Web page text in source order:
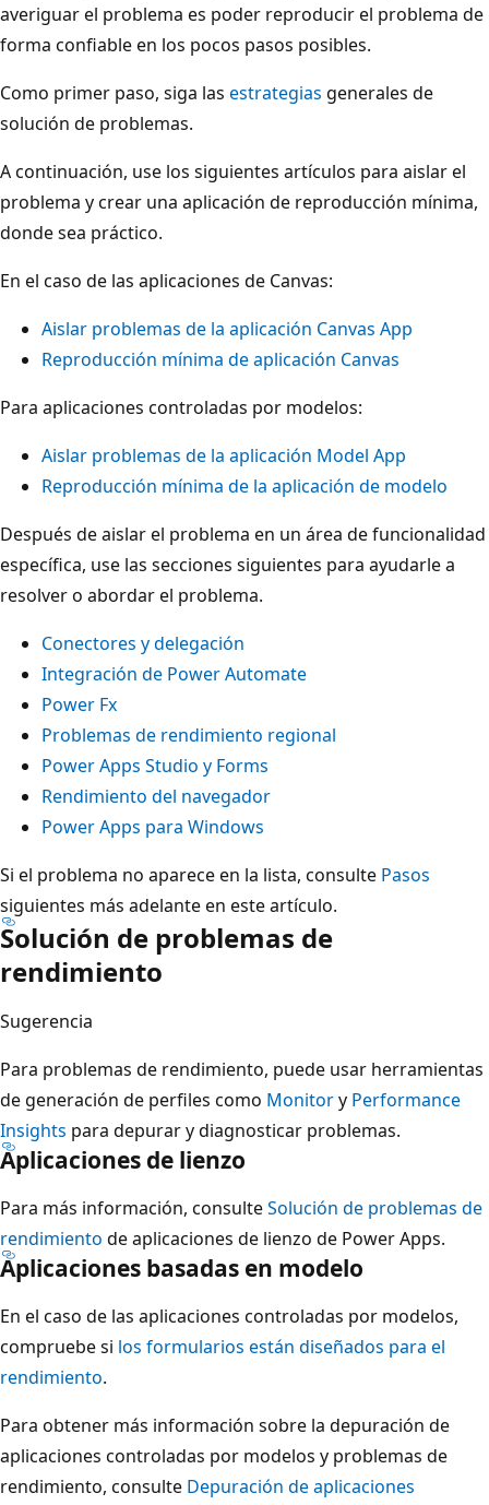
averiguar el problema es poder reproducir el problema de
forma confiable en los pocos pasos posibles.
Como primer paso, siga las estrategias generales de
solución de problemas.
A continuación, use los siguientes artículos para aislar el
problema y crear una aplicación de reproducción mínima,
donde sea práctico.
En el caso de las aplicaciones de Canvas:
Aislar problemas de la aplicación Canvas App
Reproducción mínima de aplicación Canvas
Para aplicaciones controladas por modelos:
Aislar problemas de la aplicación Model App
Reproducción mínima de la aplicación de modelo
Después de aislar el problema en un área de funcionalidad
específica, use las secciones siguientes para ayudarle a
resolver o abordar el problema.
Conectores y delegación
Integración de Power Automate
Power Fx
Problemas de rendimiento regional
Power Apps Studio y Forms
Rendimiento del navegador
Power Apps para Windows
Si el problema no aparece en la lista, consulte Pasos
siguientes más adelante en este artículo.
Solución de problemas de
rendimiento
Sugerencia
Para problemas de rendimiento, puede usar herramientas
de generación de perfiles como Monitory Performance
Insights para depurar y diagnosticar problemas.
Aplicaciones de lienzo
Para más información, consulteSolución de problemas de
rendimiento de aplicaciones de lienzo de Power Apps.
Aplicaciones basadas en modelo
En el caso de las aplicaciones controladas por modelos,
compruebe si los formularios están diseñados para el
rendimiento.
Para obtener más información sobre la depuración de
aplicaciones controladas por modelos y problemas de
rendimiento, consulte Depuración de aplicaciones